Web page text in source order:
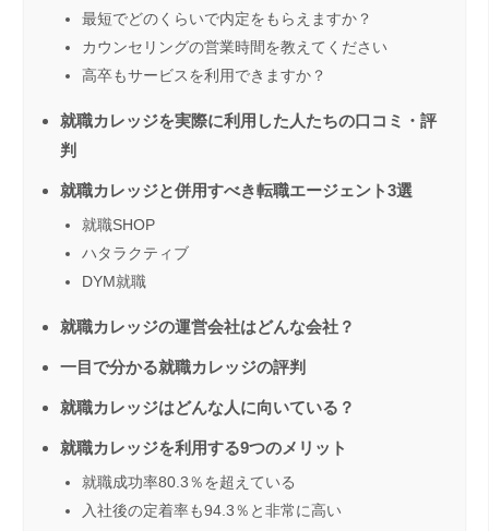
最短でどのくらいで内定をもらえますか？
カウンセリングの営業時間を教えてください
高卒もサービスを利用できますか？
就職カレッジを実際に利用した人たちの口コミ・評
判
就職カレッジと併用すべき転職エージェント3選
就職SHOP
ハタラクティブ
DYM就職
就職カレッジの運営会社はどんな会社？
一目で分かる就職カレッジの評判
就職カレッジはどんな人に向いている？
就職カレッジを利用する9つのメリット
就職成功率80.3％を超えている
入社後の定着率も94.3％と非常に高い